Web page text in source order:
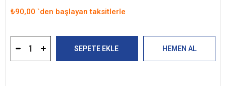
₺90,00 `den başlayan taksitlerle